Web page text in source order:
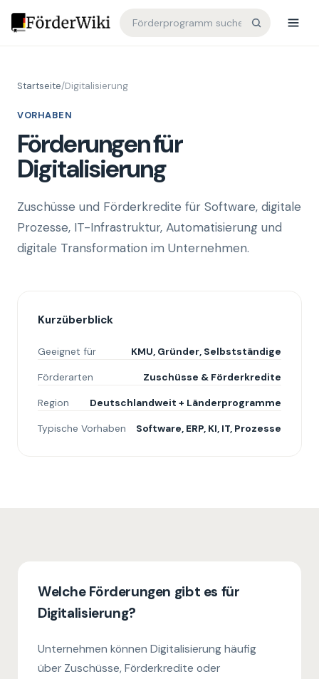
Startseite/Digitalisierung
VORHABEN
Förderungen für
Digitalisierung
Zuschüsse und Förderkredite für Software, digitale
Prozesse, IT-Infrastruktur, Automatisierung und
digitale Transformation im Unternehmen.
Kurzüberblick
Geeignet für
KMU, Gründer, Selbstständige
Förderarten
Zuschüsse & Förderkredite
Region
Deutschlandweit + Länderprogramme
Typische Vorhaben
Software, ERP, KI, IT, Prozesse
Welche Förderungen gibt es für
Digitalisierung?
Unternehmen können Digitalisierung häufig
über Zuschüsse, Förderkredite oder